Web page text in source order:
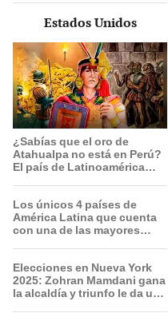
Estados Unidos
¿Sabías que el oro de
Atahualpa no está en Perú?
El país de Latinoamérica
Los únicos 4 países de
América Latina que cuenta
con una de las mayores
Elecciones en Nueva York
2025: Zohran Mamdani gana
la alcaldía y triunfo le da un